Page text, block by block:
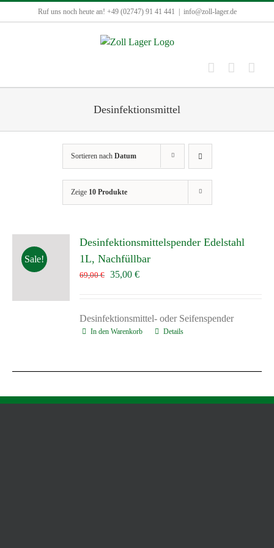
Inhalt
Ruf uns noch heute an! +49 (02747) 91 41 441 info@zoll-lager.de
Desinfektionsmittel
Sortieren nach Datum
Zeige 10 Produkte
Sale!
Desinfektionsmittelspender Edelstahl
1L, Nachfüllbar
69,00€
Ursprünglicher
69,00 €
35,00€Aktueller
35,00 €.
Desinfektionsmittel- oder Seifenspender
In den Warenkorb Details